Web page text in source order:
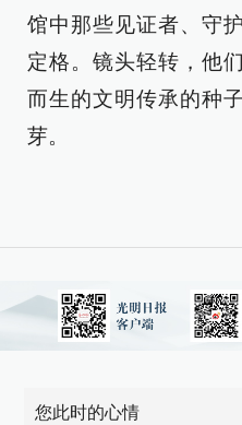
馆中那些见证者、守
定格。镜头轻转，他
而生的文明传承的种
芽。
您此时的心情